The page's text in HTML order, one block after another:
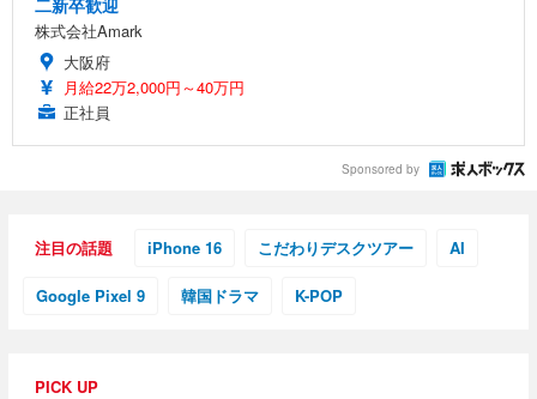
株式会社Amark
大阪府
月給22万2,000円～40万円
正社員
Sponsored by
注目の話題 iPhone 16 こだわりデスクツアー AI
Google Pixel 9 韓国ドラマ K-POP
PICK UP